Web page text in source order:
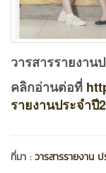
วารสารรายงาน
คลิกอ่านต่อที่
รายงานประจำปี
ที่มา :วารสารรายงาน